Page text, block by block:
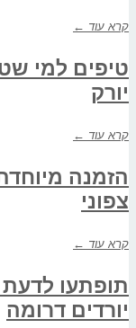
קרא עוד ←
טיפים למי
יורק
קרא עוד ←
הזמנה
צפוני
קרא עוד ←
תופתעו
יורדים דרומה